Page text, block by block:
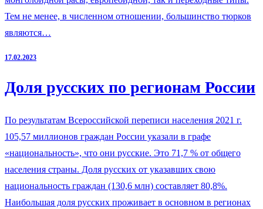
Тем не менее, в численном отношении, большинство тюрков
являются…
17.02.2023
Доля русских по регионам России
По результатам Всероссийской переписи населения 2021 г.
105,57 миллионов граждан России указали в графе
«национальность», что они русские. Это 71,7 % от общего
населения страны. Доля русских от указавших свою
национальность граждан (130,6 млн) составляет 80,8%.
Наибольшая доля русских проживает в основном в регионах